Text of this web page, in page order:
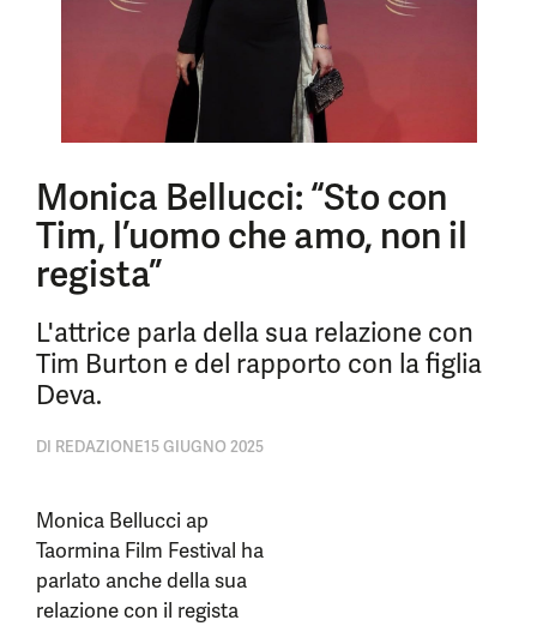
Monica Bellucci: “Sto con
Tim, l’uomo che amo, non il
regista”
L'attrice parla della sua relazione con
Tim Burton e del rapporto con la figlia
Deva.
DI REDAZIONE15 GIUGNO 2025
Monica Bellucci ap
Taormina Film Festival ha
parlato anche della sua
relazione con il regista